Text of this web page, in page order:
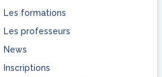
Les formations
Les professeurs
News
Inscriptions